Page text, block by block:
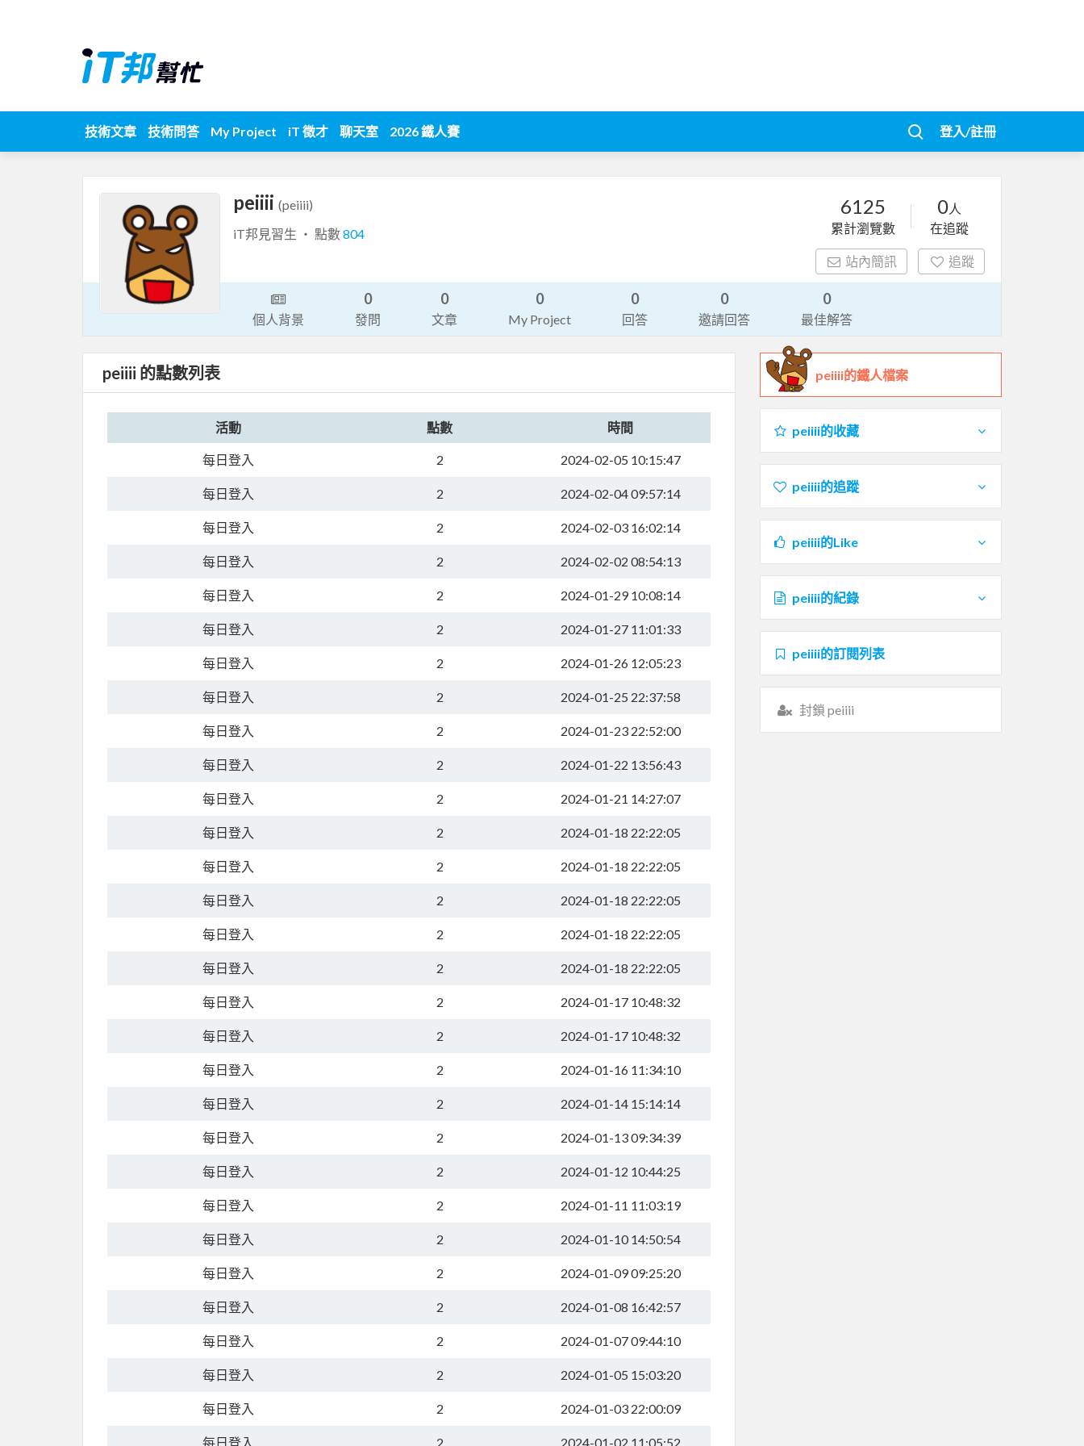
技術文章 技術問答 My Project iT 徵才 聊天室 2026 鐵人賽 登入/註冊
peiiii (peiiii)
iT邦見習生 ‧ 點數804
6125
累計瀏覽數
0人
在追蹤
站內簡訊 追蹤
個人背景
0
發問
0
文章
0
My Project
0
回答
0
邀請回答
0
最佳解答
peiiii 的點數列表
活動 點數 時間
每日登入 2 2024-02-05 10:15:47
每日登入 2 2024-02-04 09:57:14
每日登入 2 2024-02-03 16:02:14
每日登入 2 2024-02-02 08:54:13
每日登入 2 2024-01-29 10:08:14
每日登入 2 2024-01-27 11:01:33
每日登入 2 2024-01-26 12:05:23
每日登入 2 2024-01-25 22:37:58
每日登入 2 2024-01-23 22:52:00
每日登入 2 2024-01-22 13:56:43
每日登入 2 2024-01-21 14:27:07
每日登入 2 2024-01-18 22:22:05
每日登入 2 2024-01-18 22:22:05
每日登入 2 2024-01-18 22:22:05
每日登入 2 2024-01-18 22:22:05
每日登入 2 2024-01-18 22:22:05
每日登入 2 2024-01-17 10:48:32
每日登入 2 2024-01-17 10:48:32
每日登入 2 2024-01-16 11:34:10
每日登入 2 2024-01-14 15:14:14
每日登入 2 2024-01-13 09:34:39
每日登入 2 2024-01-12 10:44:25
每日登入 2 2024-01-11 11:03:19
每日登入 2 2024-01-10 14:50:54
每日登入 2 2024-01-09 09:25:20
每日登入 2 2024-01-08 16:42:57
每日登入 2 2024-01-07 09:44:10
每日登入 2 2024-01-05 15:03:20
每日登入 2 2024-01-03 22:00:09
每日登入 2 2024-01-02 11:05:52
peiiii的鐵人檔案
peiiii的收藏
peiiii的追蹤
peiiii的Like
peiiii的紀錄
peiiii的訂閱列表
封鎖 peiiii